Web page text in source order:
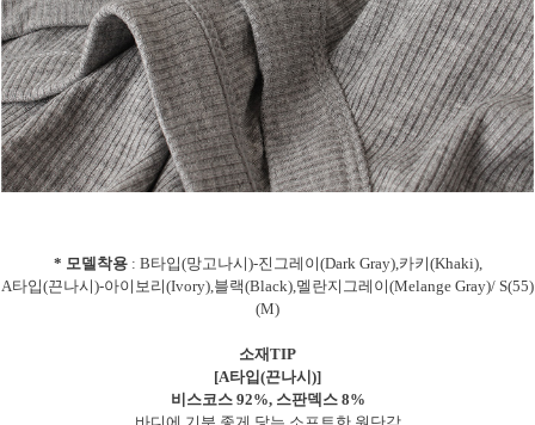
* 모델착용: B타입(망고나시)-진그레이(Dark Gray),카키(Khaki),
A타입(끈나시)-아이보리(Ivory),블랙(Black),멜란지그레이(Melange Gray)/ S(55)
(M)
소재TIP
[A타입(끈나시)]
비스코스 92%, 스판덱스 8%